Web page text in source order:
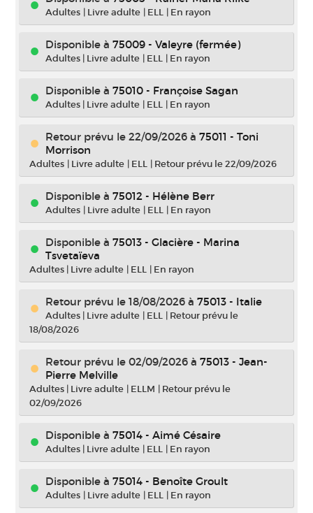
Adultes | Livre adulte | ELL | En rayon
Disponible à 75009 - Valeyre (fermée)
Adultes | Livre adulte | ELL | En rayon
Disponible à 75010 - Françoise Sagan
Adultes | Livre adulte | ELL | En rayon
Retour prévu le 22/09/2026 à 75011 - Toni
Morrison
Adultes | Livre adulte | ELL | Retour prévu le 22/09/2026
Disponible à 75012 - Hélène Berr
Adultes | Livre adulte | ELL | En rayon
Disponible à 75013 - Glacière - Marina
Tsvetaïeva
Adultes | Livre adulte | ELL | En rayon
Retour prévu le 18/08/2026 à 75013 - Italie
Adultes | Livre adulte | ELL | Retour prévu le
18/08/2026
Retour prévu le 02/09/2026 à 75013 - Jean-
Pierre Melville
Adultes | Livre adulte | ELLM | Retour prévu le
02/09/2026
Disponible à 75014 - Aimé Césaire
Adultes | Livre adulte | ELL | En rayon
Disponible à 75014 - Benoîte Groult
Adultes | Livre adulte | ELL | En rayon